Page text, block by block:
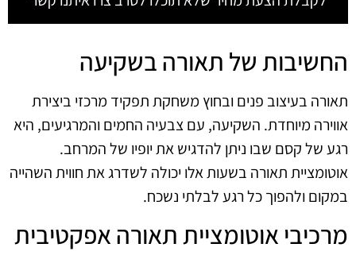
החשיבות של תאורה בשקיעה
תאורה בעיצוב פנים ובחוץ משחקת תפקיד מרכזי ביצירת
אווירה מיוחדת. השקיעה, עם צבעיה החמים והמרגיעים, היא
רגע של קסם שבו ניתן להדגיש את יופיו של המרחב.
אוטומציית תאורה בשעות אלו יכולה לשדרג את חווית השהייה
במקום ולהפוך כל רגע לבלתי נשכח.
מרכיבי אוטומציית תאורה אפקטיבית